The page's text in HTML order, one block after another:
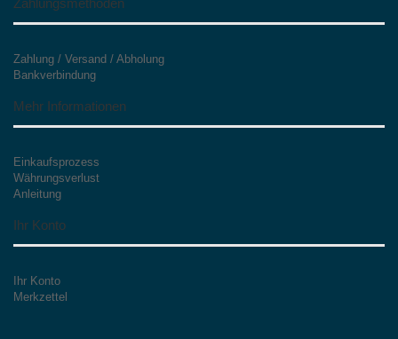
Zahlungsmethoden
Zahlung / Versand / Abholung
Bankverbindung
Mehr Informationen
Einkaufsprozess
Währungsverlust
Anleitung
Ihr Konto
Ihr Konto
Merkzettel